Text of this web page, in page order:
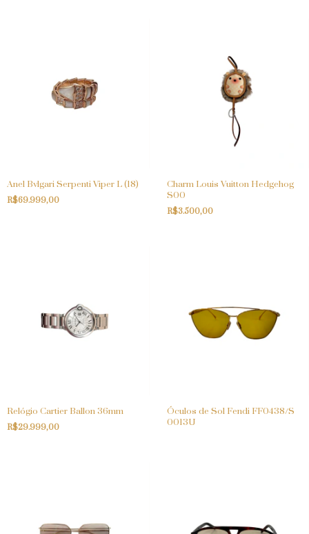
Anel Bvlgari Serpenti Viper L (18)
R$69.999,00
Charm Louis Vuitton Hedgehog
S00
R$3.500,00
Relógio Cartier Ballon 36mm
R$29.999,00
Óculos de Sol Fendi FF0438/S
0013U